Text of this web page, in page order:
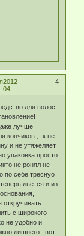
4
2012-
для волос
лучше
кончиков ,т.к не
и не утяжеляет
упаковка просто
не ронял не
по себе треснуо
льется и из
откручивать
с широкого
не удобно и
лишнего ,вот